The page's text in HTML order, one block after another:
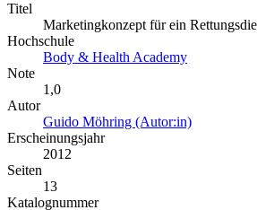
Titel
Marketingkonzept für ein
Hochschule
Body & Health Academy
Note
1,0
Autor
Guido Möhring (Autor:in)
Erscheinungsjahr
2012
Seiten
13
Katalognummer